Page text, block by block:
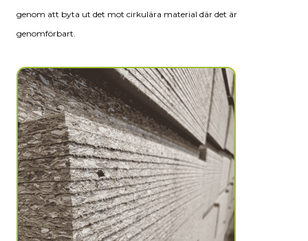
genom att byta ut det mot cirkulära material där det är
genomförbart.